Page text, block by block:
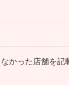
かった店舗を記